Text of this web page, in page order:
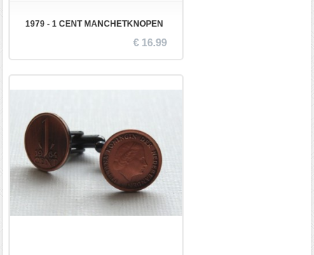
1979 - 1 CENT MANCHETKNOPEN
€ 16.99